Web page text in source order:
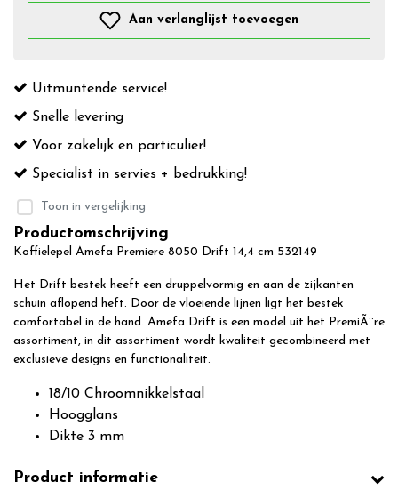
Aan verlanglijst toevoegen
Uitmuntende service!
Snelle levering
Voor zakelijk en particulier!
Specialist in servies + bedrukking!
Toon in vergelijking
Productomschrijving
Koffielepel Amefa Premiere 8050 Drift 14,4 cm 532149
Het Drift bestek heeft een druppelvormig en aan de zijkanten
schuin aflopend heft. Door de vloeiende lijnen ligt het bestek
comfortabel in de hand. Amefa Drift is een model uit het PremiÃ¨re
assortiment, in dit assortiment wordt kwaliteit gecombineerd met
exclusieve designs en functionaliteit.
18/10 Chroomnikkelstaal
Hoogglans
Dikte 3 mm
Product informatie